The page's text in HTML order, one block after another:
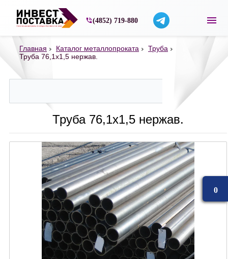
Строительные материалы со склада в
(4852) 719-880
Главная Каталог металлопроката
Труба
Труба 76,1х1,5 нержав.
Труба 76,1х1,5 нержав.
0